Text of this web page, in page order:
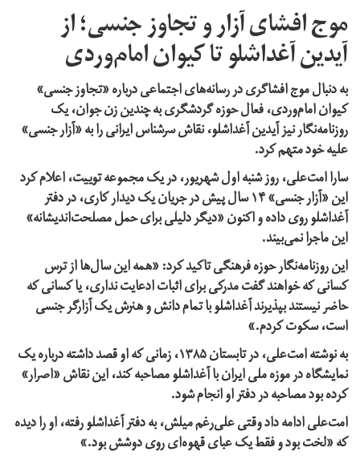
موج افشای آزار و تجاوز جنسی؛ از
آیدین آغداشلو تا کیوان امام‌وردی
به دنبال موج افشاگری‌ در رسانه‌های اجتماعی درباره «‌تجاوز‌ جنسی»
کیوان امام‌وردی، فعال حوزه گردشگری به چندین زن جوان، یک
روزنامه‌نگار نیز آیدین آغداشلو، نقاش سرشناس ایرانی را به «آزار جنسی»
علیه خود متهم کرد.
سارا امت‌علی، روز شنبه اول شهریور، در یک مجموعه توییت، اعلام کرد
این «آزار جنسی» ۱۴ سال پیش در جریان یک دیدار کاری، در دفتر
آغداشلو روی داده و اکنون «دیگر دلیلی برای حمل مصلحت‌اندیشانه»
این ماجرا نمی‌بیند.
این روزنامه‌نگار حوزه فرهنگی تاکید کرد: «همه‌ این سال‌ها از ترس
کسانی که خواهند گفت مدرکی برای اثبات ادعایت نداری، یا کسانی که
حاضر نیستند بپذیرند آغداشلو با تمام دانش و هنرش یک آزارگر جنسی
است، سکوت کردم.»
به نوشته امت‌علی، در تابستان ۱۳۸۵، زمانی که او قصد داشته درباره یک
نمایشگاه در موزه‌ ملی ایران با آغداشلو مصاحبه کند، این نقاش «اصرار»
کرده بود مصاحبه در دفتر او انجام شود.
امت‌علی ادامه داد وقتی علی‌رغم میلش، به دفتر آغداشلو رفته، او را دیده
که «لخت بود و فقط یک عبای قهوه‌ای روی دوشش بود.»